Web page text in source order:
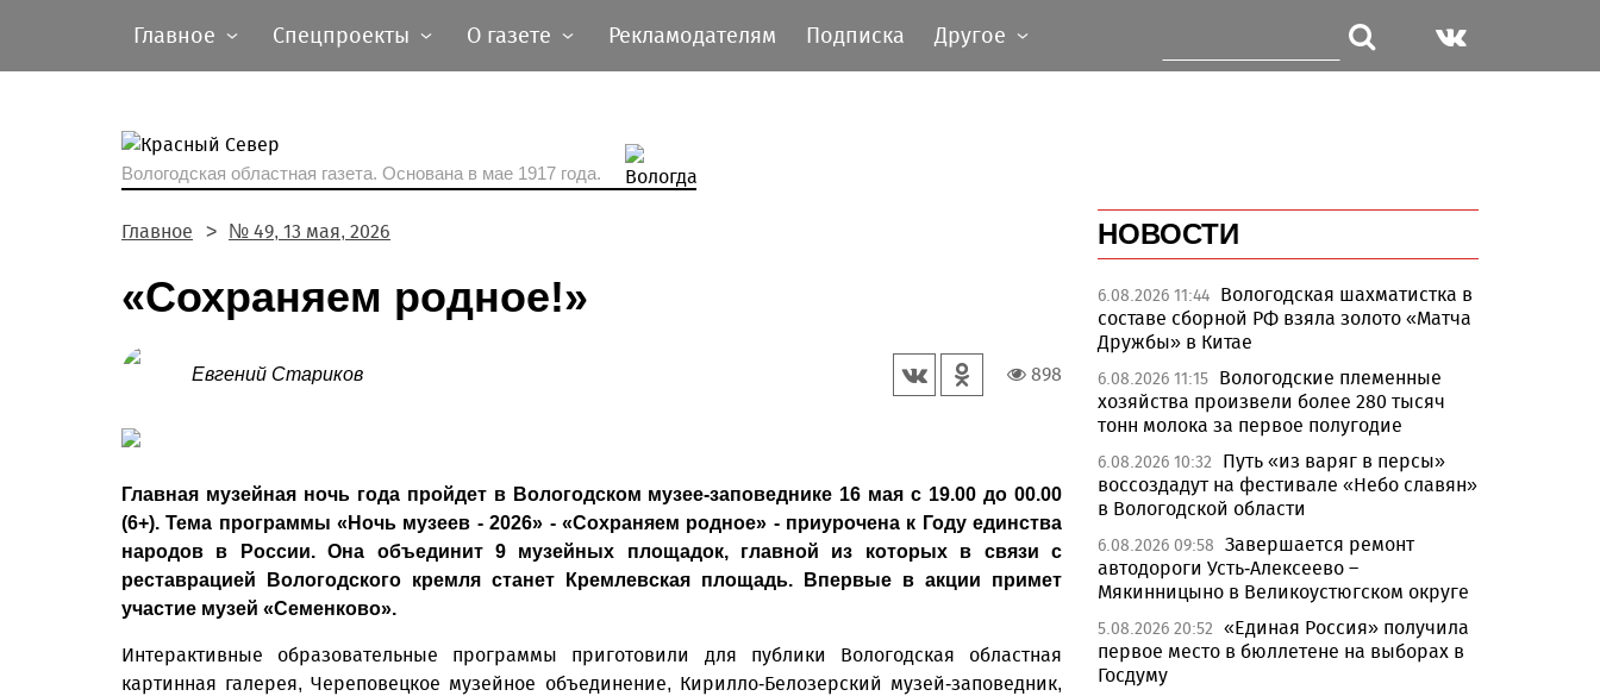
Главное Спецпроекты О газете Рекламодателям Подписка Другое
Вологодская областная газета. Основана в мае 1917 года.
Главное № 49, 13 мая, 2026
«Сохраняем родное!»
Евгений Стариков 898
Главная музейная ночь года пройдет в Вологодском музее-заповеднике 16 мая с 19.00 до 00.00
(6+). Тема программы «Ночь музеев - 2026» - «Сохраняем родное» - приурочена к Году единства
народов в России. Она объединит 9 музейных площадок, главной из которых в связи с
реставрацией Вологодского кремля станет Кремлевская площадь. Впервые в акции примет
участие музей «Семенково».
Интерактивные образовательные программы приготовили для публики Вологодская областная
картинная галерея, Череповецкое музейное объединение, Кирилло-Белозерский музей-заповедник,
НОВОСТИ
6.08.2026 11:44 Вологодская шахматистка в
составе сборной РФ взяла золото «Матча
Дружбы» в Китае
6.08.2026 11:15 Вологодские племенные
хозяйства произвели более 280 тысяч
тонн молока за первое полугодие
6.08.2026 10:32
Путь «из варяг в персы»
воссоздадут на фестивале «Небо славян»
в Вологодской области
6.08.2026 09:58 Завершается ремонт
автодороги Усть-Алексеево –
Мякинницыно в Великоустюгском округе
5.08.2026 20:52 «Единая Россия» получила
первое место в бюллетене на выборах в
Госдуму